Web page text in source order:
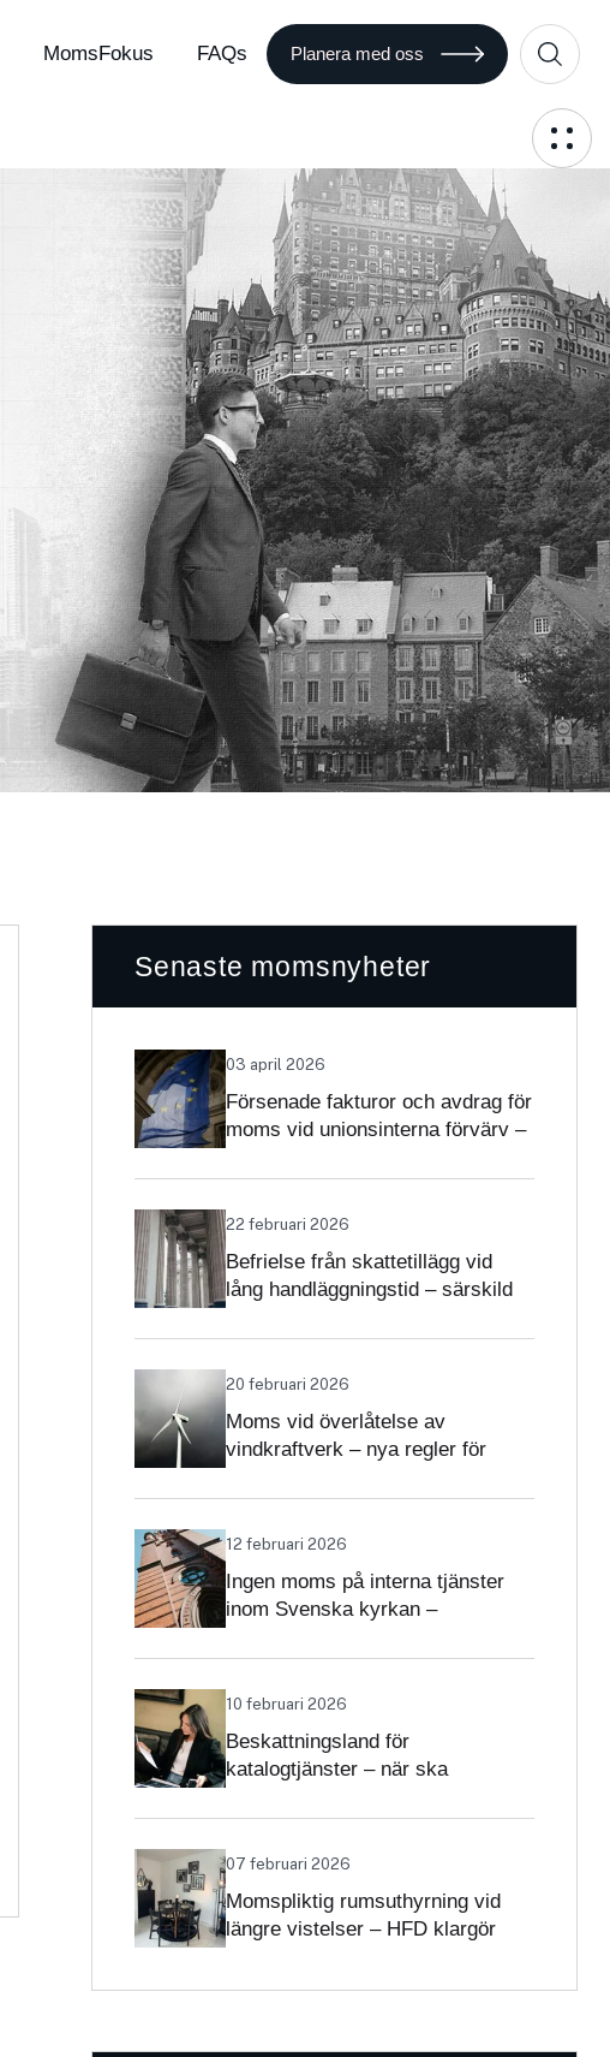
MomsFokus FAQs Planera med oss
Senaste momsnyheter
03 april 2026
Försenade fakturor och avdrag för
moms vid unionsinterna förvärv –
22 februari 2026
Befrielse från skattetillägg vid
lång handläggningstid – särskild
20 februari 2026
Moms vid överlåtelse av
vindkraftverk – nya regler för
12 februari 2026
Ingen moms på interna tjänster
inom Svenska kyrkan –
självständighetsbedömningen
10 februari 2026
Beskattningsland för
katalogtjänster – när ska
moms?
07 februari 2026
Momspliktig rumsuthyrning vid
längre vistelser – HFD klargör